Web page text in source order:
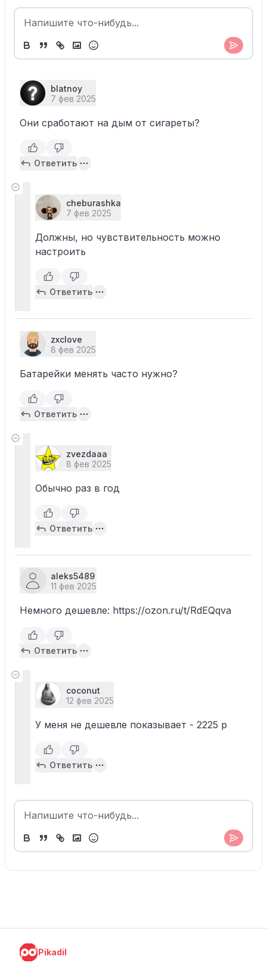
blatnoy
7 фев 2025
Они сработают на дым от сигареты?
Ответить
cheburashka
7 фев 2025
Должны, но чувствительность можно
настроить
Ответить
zxclove
8 фев 2025
Батарейки менять часто нужно?
Ответить
zvezdaaa
8 фев 2025
Обычно раз в год
Ответить
aleks5489
11 фев 2025
Немного дешевле: https://ozon.ru/t/RdEQqva
Ответить
coconut
12 фев 2025
У меня не дешевле показывает - 2225 р
Ответить
Pikadil